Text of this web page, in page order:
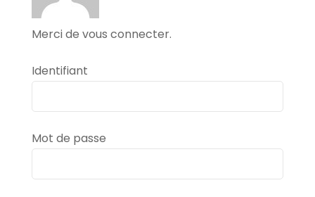
Merci de vous connecter.
Identifiant
Mot de passe